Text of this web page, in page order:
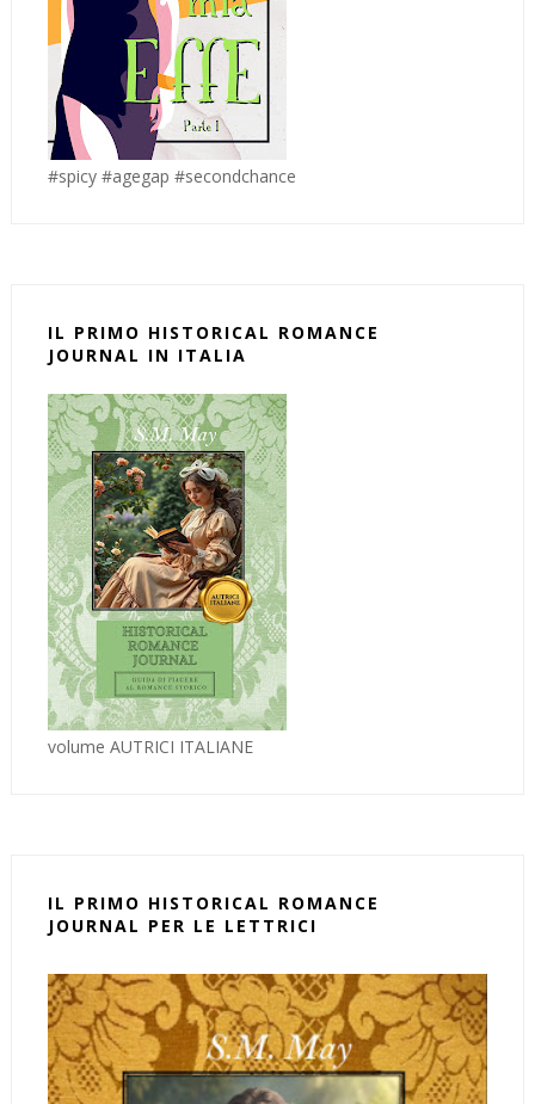
#spicy #agegap #secondchance
IL PRIMO HISTORICAL ROMANCE
JOURNAL IN ITALIA
volume AUTRICI ITALIANE
IL PRIMO HISTORICAL ROMANCE
JOURNAL PER LE LETTRICI